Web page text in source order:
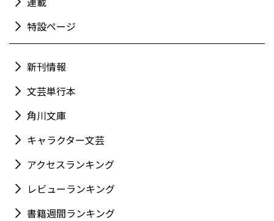
特設ページ
新刊情報
文芸単行本
角川文庫
キャラクター文芸
アクセスランキング
レビューランキング
書籍週間ランキング